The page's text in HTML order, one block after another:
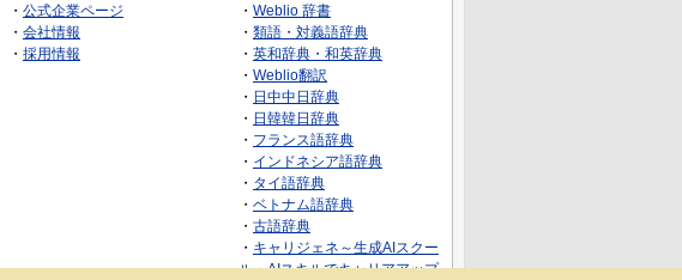
・ 公式企業ページ
・ 会社情報
・ 採用情報
・ Weblio 辞書
・ 類語・対義語辞典
・ 英和辞典・和英辞典
・ Weblio翻訳
・ 日中中日辞典
・ 日韓韓日辞典
・ フランス語辞典
・ インドネシア語辞典
・ タイ語辞典
・ ベトナム語辞典
・ 古語辞典
・ キャリジェネ～生成AIスクー
ル・AIスキルでキャリアアップ